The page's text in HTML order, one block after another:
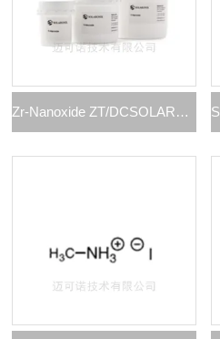
Zr-Nanoxide ZT/DCSOLARONIX钙钛矿绝缘层浆料ZT/DC